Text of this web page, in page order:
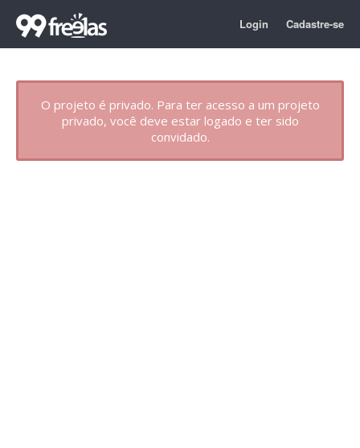
Login Cadastre-se
O projeto é privado. Para ter acesso a um projeto
privado, você deve estar logado e ter sido
convidado.